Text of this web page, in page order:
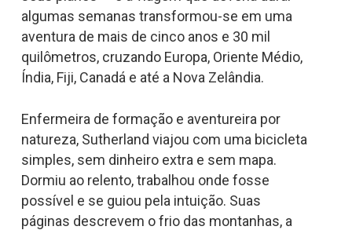
algumas semanas transformou-se em uma
aventura de mais de cinco anos e 30 mil
quilômetros, cruzando Europa, Oriente Médio,
Índia, Fiji, Canadá e até a Nova Zelândia.
Enfermeira de formação e aventureira por
natureza, Sutherland viajou com uma bicicleta
simples, sem dinheiro extra e sem mapa.
Dormiu ao relento, trabalhou onde fosse
possível e se guiou pela intuição. Suas
páginas descrevem o frio das montanhas, a